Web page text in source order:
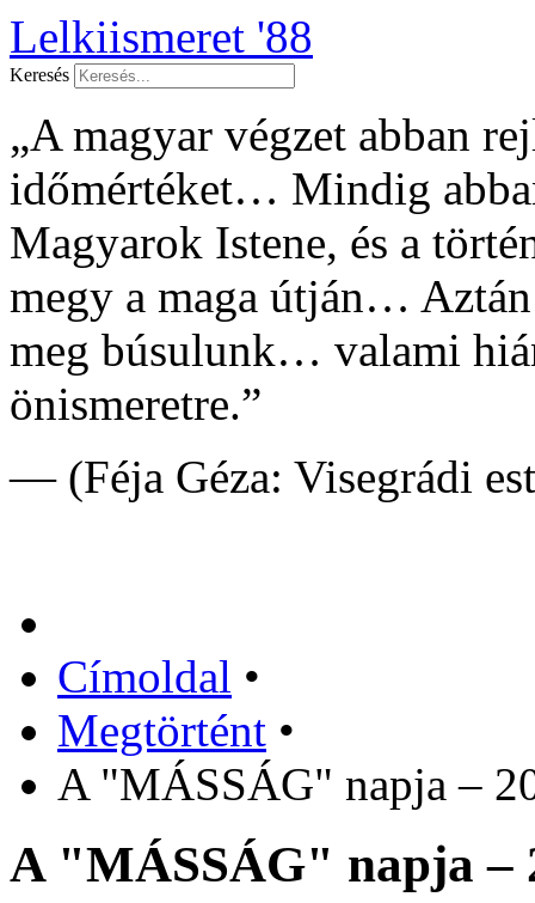
Lelkiismeret '88
Keresés
„A magyar végzet abban
időmértéket… Mindig
Magyarok Istene, és a
megy a maga útján…
meg búsulunk… valami
önismeretre.”
— (Féja Géza: Visegrádi
Címoldal •
Megtörtént •
A "MÁSSÁG" napja –
A "MÁSSÁG" napja –